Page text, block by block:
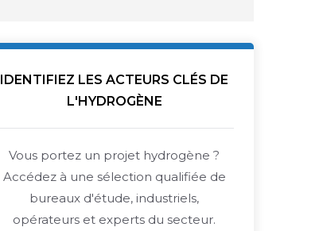
IDENTIFIEZ LES ACTEURS CLÉS DE
L'HYDROGÈNE
Vous portez un projet hydrogène ?
Accédez à une sélection qualifiée de
bureaux d'étude, industriels,
opérateurs et experts du secteur.